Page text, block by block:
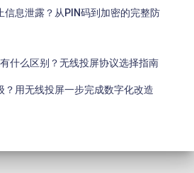
信息泄露？从PIN码到加密的完整防
什么区别？无线投屏协议选择指南
？用无线投屏一步完成数字化改造